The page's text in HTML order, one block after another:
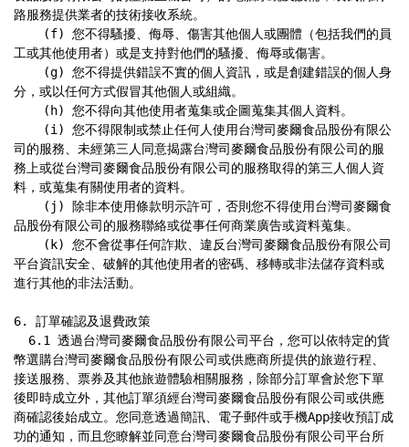
路服務提供業者的技術接收系統。
工或其他使用者）或是支持對他們的騷擾、侮辱或傷害。
分，或以任何方式假冒其他個人或組織。
司的服務、未經第三人同意揭露台灣司麥爾食品股份有限公司的服
務上或從台灣司麥爾食品股份有限公司的服務取得的第三人個人資
料，或蒐集有關使用者的資料。
品股份有限公司的服務聯絡或從事任何商業廣告或資料蒐集。
平台資訊安全、破解的其他使用者的密碼、移轉或非法儲存資料或
進行其他的非法活動。
6. 訂單確認及退費政策
幣選購台灣司麥爾食品股份有限公司或供應商所提供的旅遊行程、
接送服務、票券及其他旅遊體驗相關服務，除部分訂單會於您下單
後即時成立外，其他訂單須經台灣司麥爾食品股份有限公司或供應
商確認後始成立。您同意透過簡訊、電子郵件或手機App接收預訂成
功的通知，而且您瞭解並同意台灣司麥爾食品股份有限公司平台所